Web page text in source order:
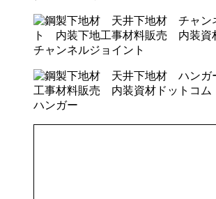
チャンネルジョイント
ハンガー